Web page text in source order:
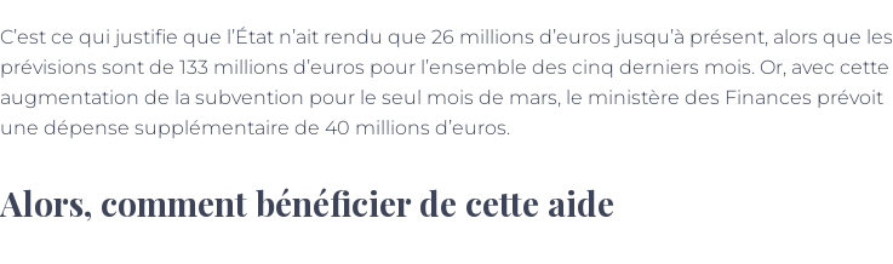
C’est ce qui justifie que l’État n’ait rendu que 26 millions d’euros jusqu’à présent, alors que les
prévisions sont de 133 millions d’euros pour l’ensemble des cinq derniers mois. Or, avec cette
augmentation de la subvention pour le seul mois de mars, le ministère des Finances prévoit
une dépense supplémentaire de 40 millions d’euros.
Alors, comment bénéficier de cette aide